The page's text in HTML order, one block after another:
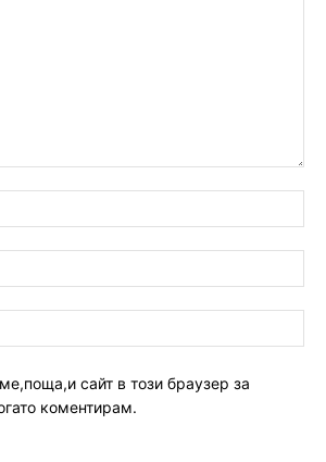
сайт в този браузер за
коментирам.